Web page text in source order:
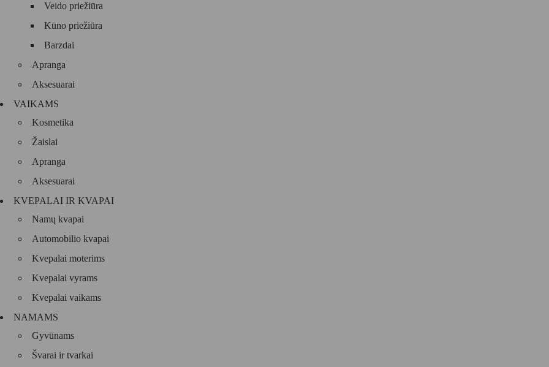
Veido priežiūra
Kūno priežiūra
Barzdai
Apranga
Aksesuarai
VAIKAMS
Kosmetika
Žaislai
Apranga
Aksesuarai
KVEPALAI IR KVAPAI
Namų kvapai
Automobilio kvapai
Kvepalai moterims
Kvepalai vyrams
Kvepalai vaikams
NAMAMS
Gyvūnams
Švarai ir tvarkai